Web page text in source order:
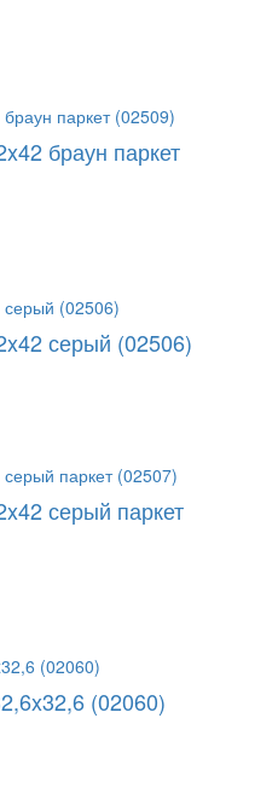
браун паркет
серый (02506)
серый паркет
(02060)